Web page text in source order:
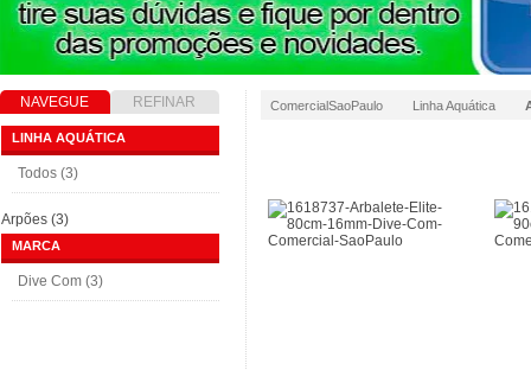
NAVEGUE
REFINAR
RESULTADO
LINHA AQUÁTICA
Todos (3)
Arpões (3)
MARCA
Dive Com (3)
ComercialSaoPaulo Linha Aquática